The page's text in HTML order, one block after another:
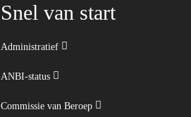
Snel van start
Administratief
ANBI-status
Commissie van Beroep